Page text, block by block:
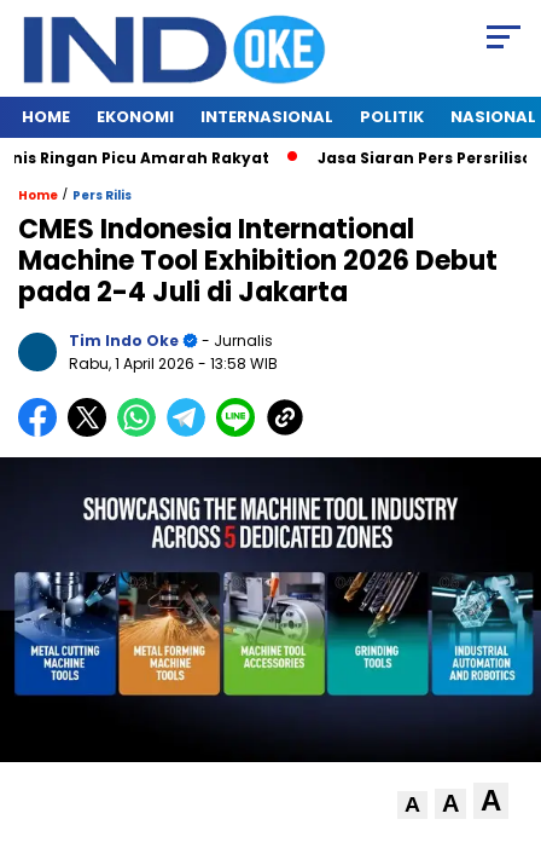
HOME EKONOMI INTERNASIONAL POLITIK NASIONAL
Ringan Picu Amarah Rakyat Jasa Siaran Pers
Home / Pers Rilis
CMES Indonesia International
Machine Tool Exhibition 2026 Debut
pada 2-4 Juli di Jakarta
Tim Indo Oke
- Jurnalis
Rabu, 1 April 2026 - 13:58 WIB
A A A